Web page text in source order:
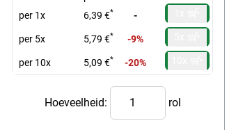
per 1x
6,39 €* -
per 5x 5,79 €* -9%
per 10x 5,09 €* -20%
Hoeveelheid: rol